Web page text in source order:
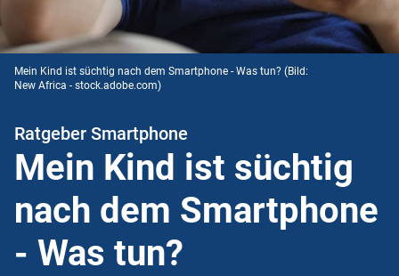
Mein Kind ist süchtig nach dem Smartphone - Was tun? (Bild:
New Africa - stock.adobe.com)
Ratgeber Smartphone
Mein Kind ist süchtig
nach dem Smartphone
- Was tun?